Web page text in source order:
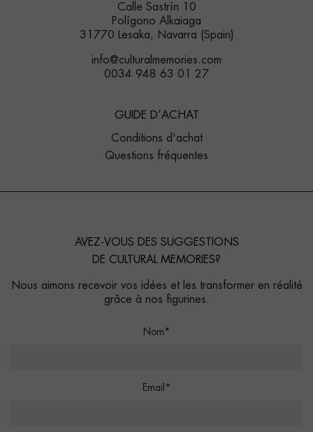
Calle Sastrín 10
Polígono Alkaiaga
31770 Lesaka, Navarra (Spain)
info@culturalmemories.com
0034 948 63 01 27
GUIDE D’ACHAT
Conditions d'achat
Questions fréquentes
AVEZ-VOUS DES SUGGESTIONS
DE CULTURAL MEMORIES?
Nous aimons recevoir vos idées et les transformer en réalité
grâce à nos figurines.
Nom*
Email*